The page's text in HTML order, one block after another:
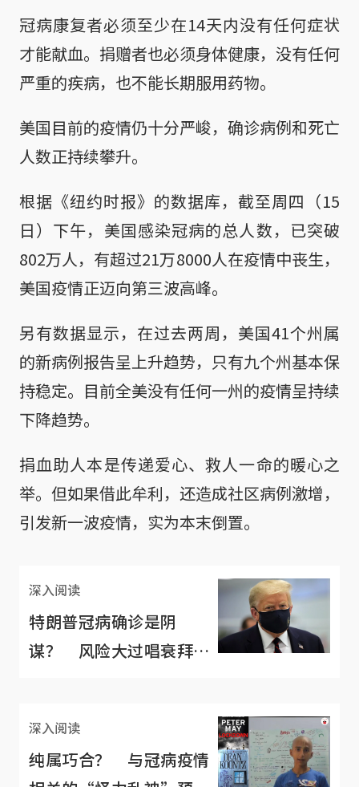
冠病康复者必须至少在14天内没有任何症状
才能献血。捐赠者也必须身体健康，没有任何
严重的疾病，也不能长期服用药物。
美国目前的疫情仍十分严峻，确诊病例和死亡
人数正持续攀升。
根据《纽约时报》的数据库，截至周四（15
日）下午，美国感染冠病的总人数，已突破
802万人，有超过21万8000人在疫情中丧生，
美国疫情正迈向第三波高峰。
另有数据显示，在过去两周，美国41个州属
的新病例报告呈上升趋势，只有九个州基本保
持稳定。目前全美没有任何一州的疫情呈持续
下降趋势。
捐血助人本是传递爱心、救人一命的暖心之
举。但如果借此牟利，还造成社区病例激增，
引发新一波疫情，实为本末倒置。
深入阅读
特朗普冠病确诊是阴
谋？ 风险大过唱衰拜登
深入阅读
纯属巧合？ 与冠病疫情